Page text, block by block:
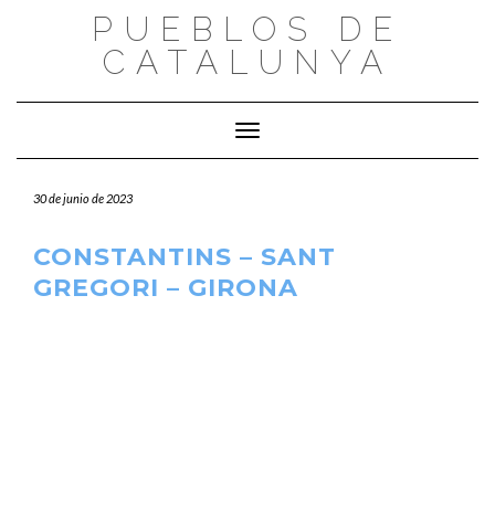
PUEBLOS DE
CATALUNYA
Cambiar modo de navegación
30 de junio de 2023
CONSTANTINS – SANT
GREGORI – GIRONA